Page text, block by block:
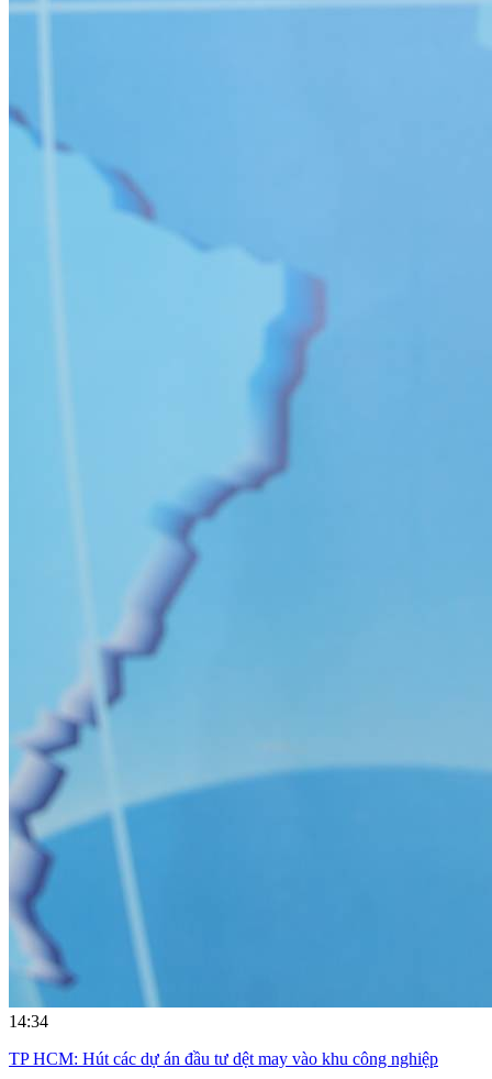
14:34
TP HCM: Hút các dự án đầu tư dệt may vào khu công nghiệp